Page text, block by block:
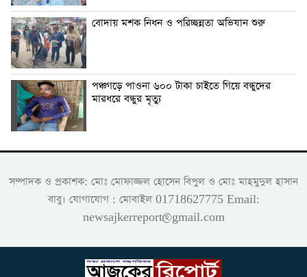
বোদায় মশক নিধন ও পরিচ্ছন্নতা অভিযান শুরু
পঞ্চগড়ে পাওনা ৬০০ টাকা চাইতে গিয়ে বন্ধুদের
মারধরে বন্ধুর মৃত্যু
সম্পাদক ও প্রকাশক: মোঃ মোফাজ্জল হোসেন বিপুল ও মোঃ মাহমুদুল হাসান
বাবু। যোগাযোগ : মোবাইল 01718627775 Email:
newsajkerreport@gmail.com